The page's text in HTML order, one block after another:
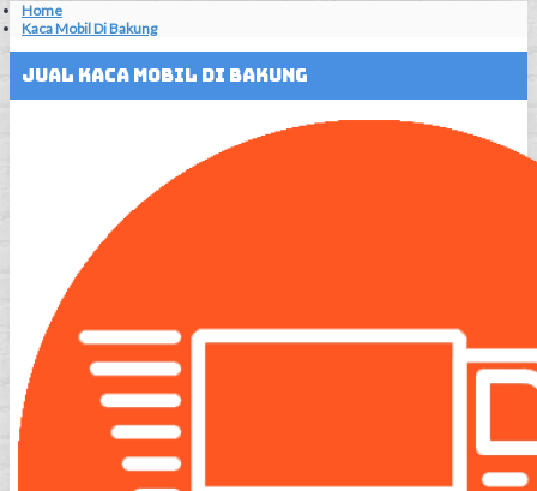
Home
Kaca Mobil Di Bakung
Jual Kaca Mobil Di Bakung